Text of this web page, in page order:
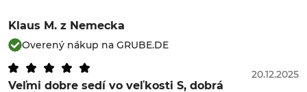
Klaus M. z Nemecka
Overený nákup na GRUBE.DE
Veľmi dobre sedí vo veľkosti S, dobrá
20.12.2025